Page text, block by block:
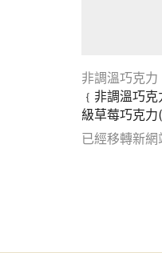
非調溫巧克力
﹛非調溫巧
級草莓巧克力
已經移轉新網